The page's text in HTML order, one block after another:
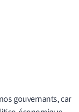
gouvernants, car